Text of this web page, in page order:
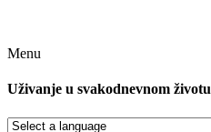
Menu
Uživanje u svakodnevnom životu